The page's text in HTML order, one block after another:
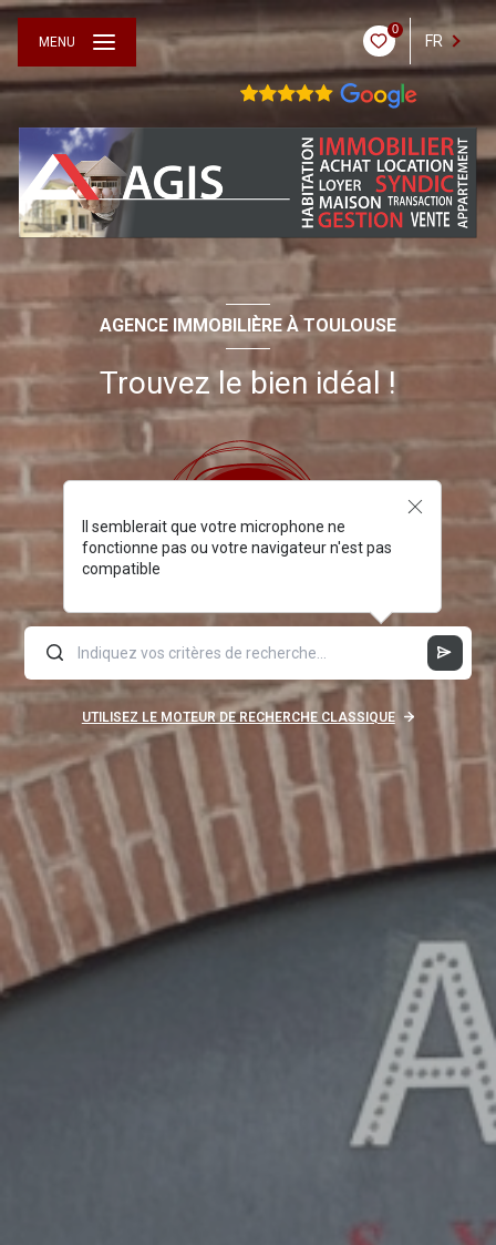
0
FR
MENU
AGENCE IMMOBILIÈRE À TOULOUSE
Trouvez le bien idéal !
Il semblerait que votre microphone ne
fonctionne pas ou votre navigateur n'est pas
compatible
UTILISEZ LE MOTEUR DE RECHERCHE CLASSIQUE